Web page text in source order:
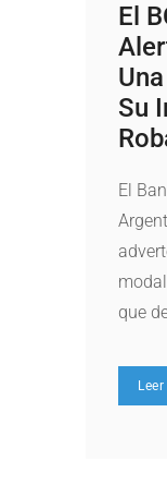
El
Su
El
que